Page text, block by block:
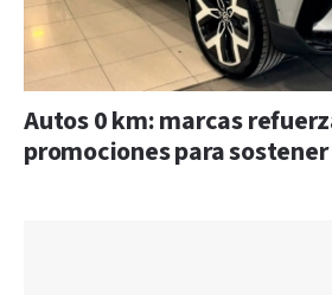
Autos 0 km: marcas
promociones para